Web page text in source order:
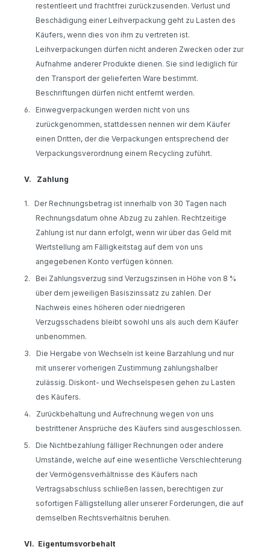
restentleert und frachtfrei zurückzusenden. Verlust und
Beschädigung einer Leihverpackung geht zu Lasten des
Käufers, wenn dies von ihm zu vertreten ist.
Leihverpackungen dürfen nicht anderen Zwecken oder zur
Aufnahme anderer Produkte dienen. Sie sind lediglich für
den Transport der gelieferten Ware bestimmt.
Beschriftungen dürfen nicht entfernt werden.
6.
Einwegverpackungen werden nicht von uns
zurückgenommen, stattdessen nennen wir dem Käufer
einen Dritten, der die Verpackungen entsprechend der
Verpackungsverordnung einem Recycling zuführt.
V. Zahlung
1.
Der Rechnungsbetrag ist innerhalb von 30 Tagen nach
Rechnungsdatum ohne Abzug zu zahlen. Rechtzeitige
Zahlung ist nur dann erfolgt, wenn wir über das Geld mit
Wertstellung am Fälligkeitstag auf dem von uns
angegebenen Konto verfügen können.
2.
Bei Zahlungsverzug sind Verzugszinsen in Höhe von 8 %
über dem jeweiligen Basiszinssatz zu zahlen. Der
Nachweis eines höheren oder niedrigeren
Verzugsschadens bleibt sowohl uns als auch dem Käufer
unbenommen.
3.
Die Hergabe von Wechseln ist keine Barzahlung und nur
mit unserer vorherigen Zustimmung zahlungshalber
zulässig. Diskont- und Wechselspesen gehen zu Lasten
des Käufers.
4.
Zurückbehaltung und Aufrechnung wegen von uns
bestrittener Ansprüche des Käufers sind ausgeschlossen.
5.
Die Nichtbezahlung fälliger Rechnungen oder andere
Umstände, welche auf eine wesentliche Verschlechterung
der Vermögensverhältnisse des Käufers nach
Vertragsabschluss schließen lassen, berechtigen zur
sofortigen Fälligstellung aller unserer Forderungen, die auf
demselben Rechtsverhältnis beruhen.
VI. Eigentumsvorbehalt